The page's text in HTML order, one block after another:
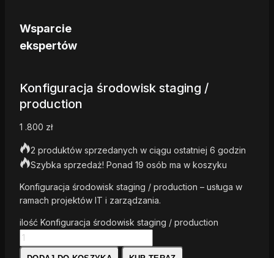
Wsparcie
ekspertów
Konfiguracja środowisk staging /
production
1 .800 zł
2 produktów sprzedanych w ciągu ostatniej 6 godzin
Szybka sprzedaż! Ponad 19 osób ma w koszyku
Konfiguracja środowisk staging / production – usługa w
ramach projektów IT i zarządzania.
ilość Konfiguracja środowisk staging / production